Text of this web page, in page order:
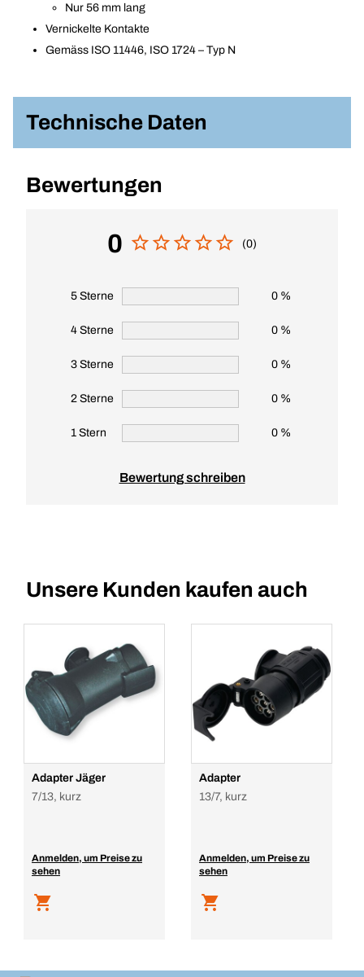
Nur 56 mm lang
Vernickelte Kontakte
Gemäss ISO 11446, ISO 1724 – Typ N
Technische Daten
Bewertungen
0 (0)
5 Sterne 0 %
4 Sterne 0 %
3 Sterne 0 %
2 Sterne 0 %
1 Stern 0 %
Bewertung schreiben
Unsere Kunden kaufen auch
Adapter Jäger
7/13, kurz
Anmelden, um Preise zu
sehen
Adapter
13/7, kurz
Anmelden, um Preise zu
sehen